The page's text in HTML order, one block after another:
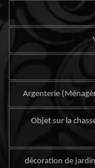
Argenterie
Objet sur la
décoration de